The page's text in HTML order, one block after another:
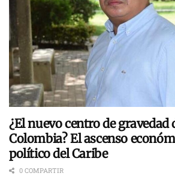
¿El nuevo centro de gravedad
Colombia? El ascenso
político del Caribe
0 COMPARTIR